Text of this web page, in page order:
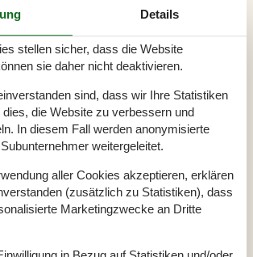
deutsche Sender
in
Details
stellen sicher, dass die Website
sie daher nicht deaktivieren.
sind, dass wir Ihre Statistiken
die Website zu verbessern und
In diesem Fall werden anonymisierte
weitergeleitet.
aller Cookies akzeptieren, erklären
(zusätzlich zu Statistiken), dass
Marketingzwecke an Dritte